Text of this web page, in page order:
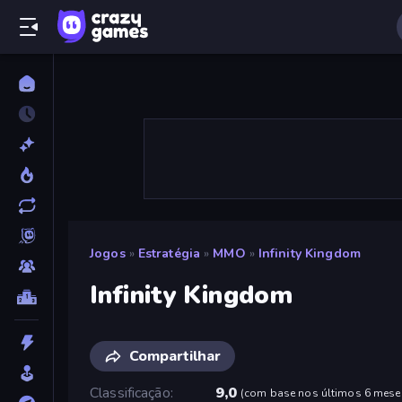
Jogos » Estratégia » MMO » Infinity Kingdom
Infinity Kingdom
Compartilhar
Classificação
9,0 (com base nos últimos 6